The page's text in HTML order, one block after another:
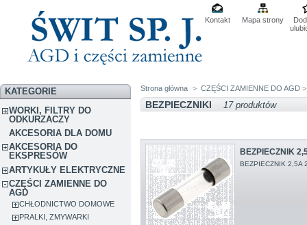
Kontakt Mapa strony
KATEGORIE
WORKI, FILTRY DO
ODKURZACZY
AKCESORIA DLA DOMU
AKCESORIA DO
EKSPRESÓW
ARTYKUŁY ELEKTRYCZNE
CZĘŚCI ZAMIENNE DO
AGD
CHŁODNICTWO DOMOWE
PRALKI, ZMYWARKI
Strona główna > CZĘŚCI ZAMIENNE DO AGD
BEZPIECZNIKI 17 produktów
BEZPIECZNIK
BEZPIECZNIK 2,5A